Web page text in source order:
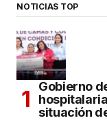
NOTICIAS TOP
Gobierno
situación